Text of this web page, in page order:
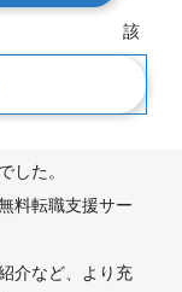
該
新着順
した。
料転職支援サー
介など、より充